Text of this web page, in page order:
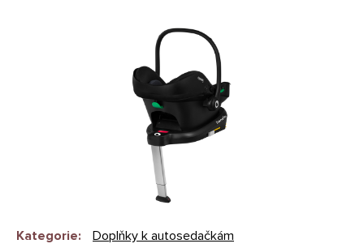
Kategorie:
Doplňky k autosedačkám